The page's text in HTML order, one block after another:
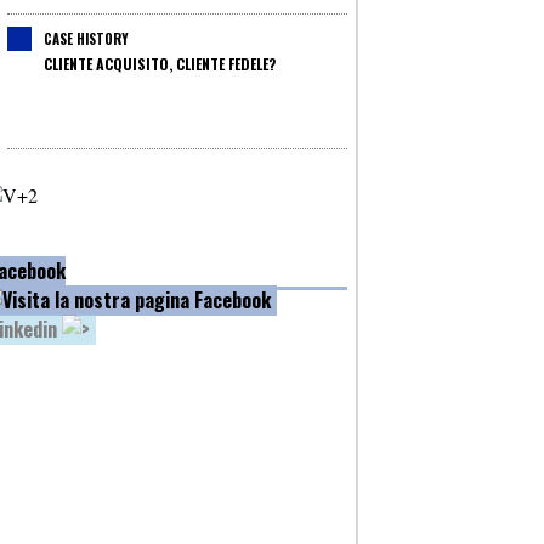
CASE HISTORY
CLIENTE ACQUISITO, CLIENTE FEDELE?